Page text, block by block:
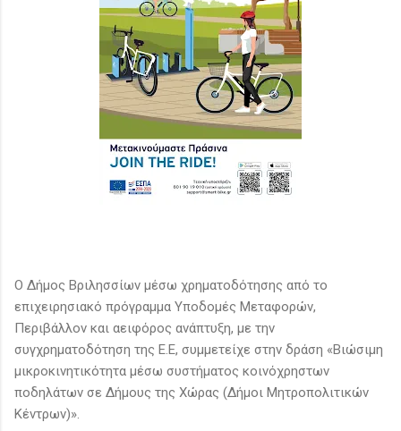
O Δήμος Βριλησσίων μέσω χρηματοδότησης από το
επιχειρησιακό πρόγραμμα Υποδομές Μεταφορών,
Περιβάλλον και αειφόρος ανάπτυξη, με την
συγχρηματοδότηση της Ε.Ε, συμμετείχε στην δράση «Βιώσιμη
μικροκινητικότητα μέσω συστήματος κοινόχρηστων
ποδηλάτων σε Δήμους της Χώρας (Δήμοι Μητροπολιτικών
Κέντρων)».